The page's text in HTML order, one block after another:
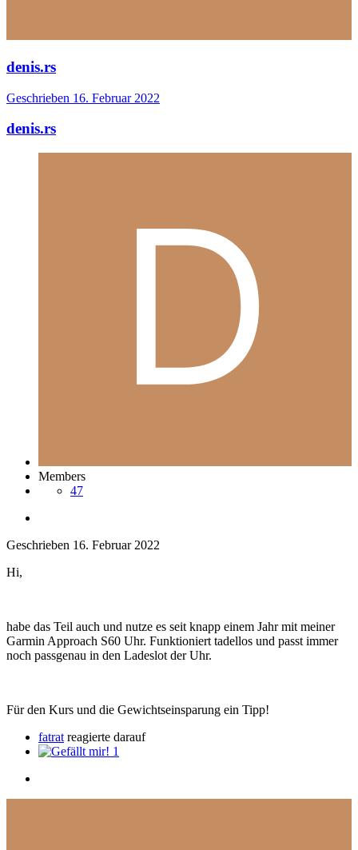
denis.rs
Geschrieben 16. Februar 2022
denis.rs
Members
47
Geschrieben 16. Februar 2022
Hi,
habe das Teil auch und nutze es seit knapp einem Jahr mit meiner
Garmin Approach S60 Uhr. Funktioniert tadellos und passt immer
noch passgenau in den Ladeslot der Uhr.
Für den Kurs und die Gewichtseinsparung ein Tipp!
fatrat reagierte darauf
1